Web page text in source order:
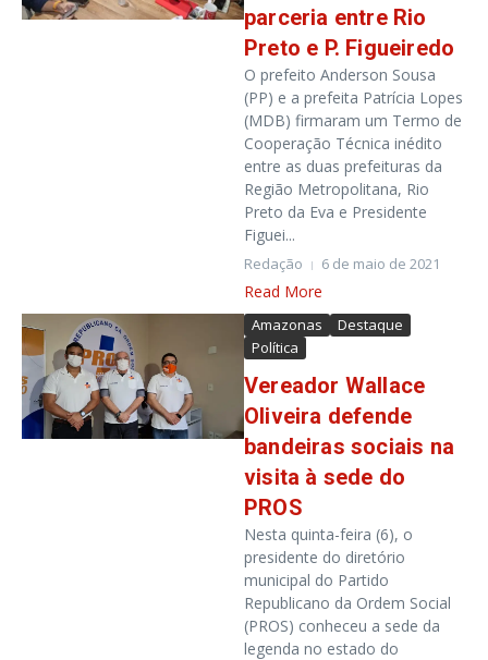
parceria entre Rio
Preto e P. Figueiredo
O prefeito Anderson Sousa
(PP) e a prefeita Patrícia Lopes
(MDB) firmaram um Termo de
Cooperação Técnica inédito
entre as duas prefeituras da
Região Metropolitana, Rio
Preto da Eva e Presidente
Figuei...
Redação 6 de maio de 2021
Read More
Amazonas
Destaque
Política
Vereador Wallace
Oliveira defende
bandeiras sociais na
visita à sede do
PROS
Nesta quinta-feira (6), o
presidente do diretório
municipal do Partido
Republicano da Ordem Social
(PROS) conheceu a sede da
legenda no estado do